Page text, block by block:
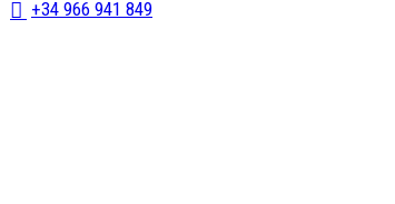
+34 966 941 849